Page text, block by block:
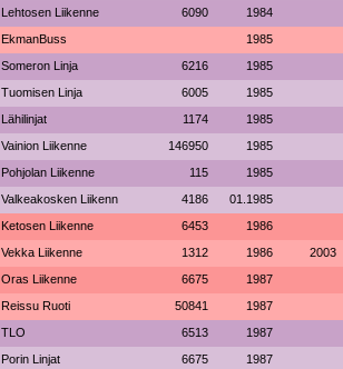
Lehtosen Liikenne 6090 1984
EkmanBuss 1985
Someron Linja 6216 1985
Tuomisen Linja 6005 1985
Lähilinjat 1174 1985
Vainion Liikenne 146950 1985
Pohjolan Liikenne 115 1985
Valkeakosken Liikenn 4186 01.1985
Ketosen Liikenne 6453 1986
Vekka Liikenne 1312 1986 2003
Oras Liikenne 6675 1987
Reissu Ruoti 50841 1987
TLO 6513 1987
Porin Linjat 6675 1987